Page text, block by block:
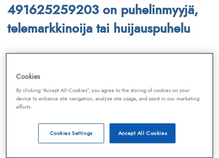
491625259203 on puhelinmyyjä,
telemarkkinoija tai huijauspuhelu
Telemarkkinointiliiton ja
puhelinmyyjienjatelemarkkinoijien numeroita.
Lisäksi tunnistamme automaattisesti, jos kyseessä on
puhelinhuijarin numero, sähköpostiosoitetai
huijausviesti. Tietokantaamme päivitetään jatkuvasti,
mikä varmistaa ajantasaisen suojan.
Cookies
By clicking “Accept All Cookies”, you agree to the storing of cookies on your
device to enhance site navigation, analyze site usage, and assist in our marketing
efforts.
Accept All Cookies
Cookies Settings